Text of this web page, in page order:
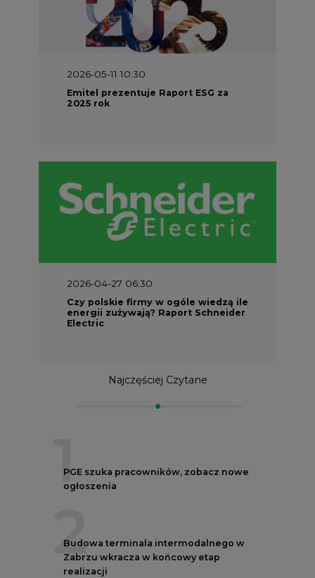
2026-05-11 10:30
Emitel prezentuje Raport ESG za
2025 rok
2026-04-27 06:30
Czy polskie firmy w ogóle wiedzą ile
energii zużywają? Raport Schneider
Electric
Najczęściej Czytane
1
PGE szuka pracowników, zobacz nowe
ogłoszenia
2
Budowa terminala intermodalnego w
Zabrzu wkracza w końcowy etap
realizacji